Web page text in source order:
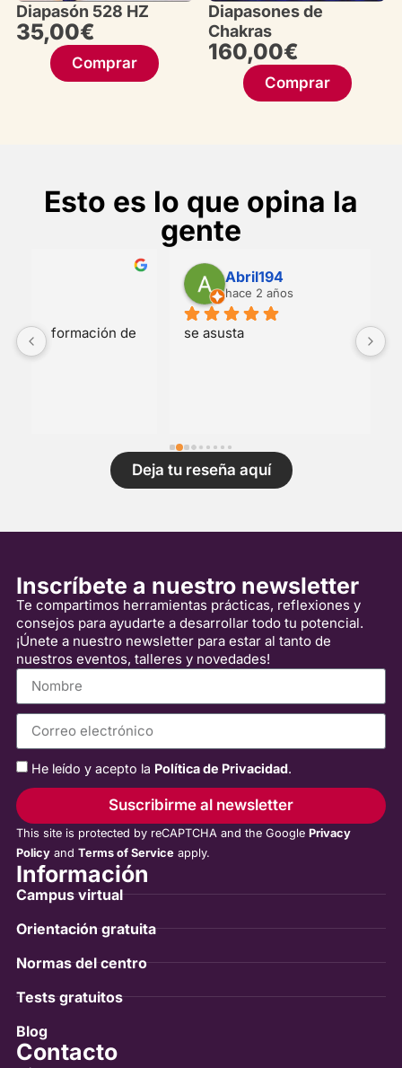
Diapasón 528 HZ
35,00€
Comprar
Diapasones de
Chakras
160,00€
Comprar
Esto es lo que opina la
gente
Abril194
se asusta
Deja tu reseña aquí
Inscríbete a nuestro newsletter
Te compartimos herramientas prácticas, reflexiones y
consejos para ayudarte a desarrollar todo tu potencial.
¡Únete a nuestro newsletter para estar al tanto de
nuestros eventos, talleres y novedades!
He leído y acepto la Política de Privacidad.
Suscribirme al newsletter
This site is protected by reCAPTCHA and the Google Privacy
Policyand Terms of Serviceapply.
Información
Campus virtual
Orientación gratuita
Normas del centro
Tests gratuitos
Blog
Contacto